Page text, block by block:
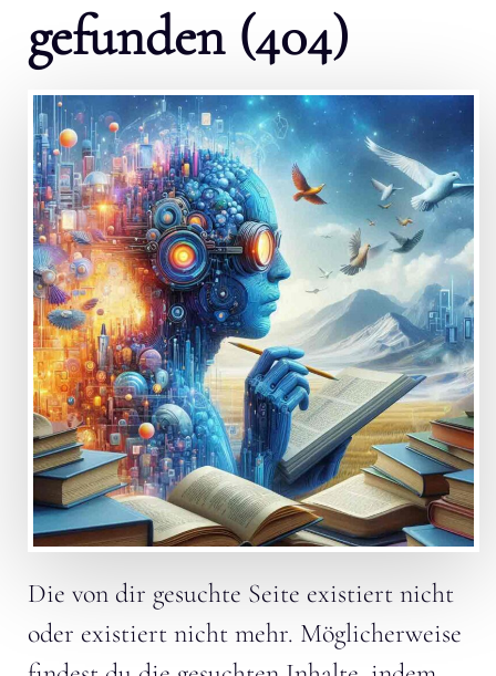
gefunden (404)
Die von dir gesuchte Seite existiert nicht
oder existiert nicht mehr. Möglicherweise